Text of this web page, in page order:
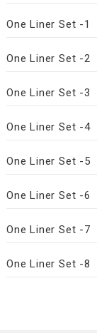
One Liner Set -1
One Liner Set -2
One Liner Set -3
One Liner Set -4
One Liner Set -5
One Liner Set -6
One Liner Set -7
One Liner Set -8